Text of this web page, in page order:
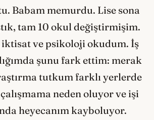
Babam memurdu. Lise sona
tam 10 okul değiştirmişim.
ve psikoloji okudum. İş
şunu fark ettim: merak
tutkum farklı yerlerde
neden oluyor ve işi
heyecanım kayboluyor.